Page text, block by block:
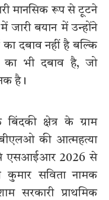
मानसिक रूप से टूटने
बयान में उन्होंने
दबाव नहीं है बल्कि
भी दबाव है, जो
है।
क्षेत्र के ग्राम
बीएलओ की आत्महत्या
एसआईआर 2026 से
कुमार सविता नामक
सरकारी प्राथमिक